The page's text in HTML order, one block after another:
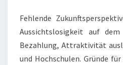
Fehlende
Aussichtslosigkeit auf
Bezahlung, Attraktivität
und Hochschulen. Gründe